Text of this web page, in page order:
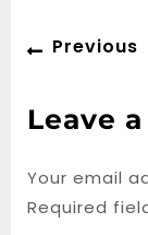
Post
Previous
Leave
Your email
Required